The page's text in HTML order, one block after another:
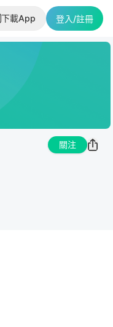
下載App 登入/註冊
關注